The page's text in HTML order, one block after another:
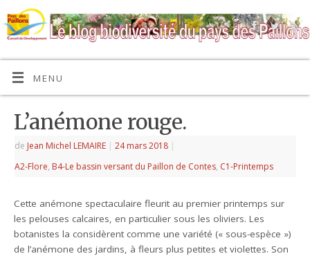
MENU
L’anémone rouge.
de Jean Michel LEMAIRE | 24 mars 2018 |
A2-Flore, B4-Le bassin versant du Paillon de Contes, C1-Printemps
Cette anémone spectaculaire fleurit au premier printemps sur
les pelouses calcaires, en particulier sous les oliviers. Les
botanistes la considèrent comme une variété (« sous-espèce »)
de l’anémone des jardins, à fleurs plus petites et violettes. Son